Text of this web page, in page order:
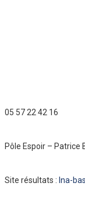
05 57 22 42 16
Pôle Espoir – Patrice
Site résultats : lna-